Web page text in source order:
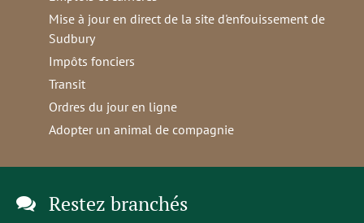
Mise à jour en direct de la site d'enfouissement de
Sudbury
Impôts fonciers
Transit
Ordres du jour en ligne
Adopter un animal de compagnie
Restez branchés